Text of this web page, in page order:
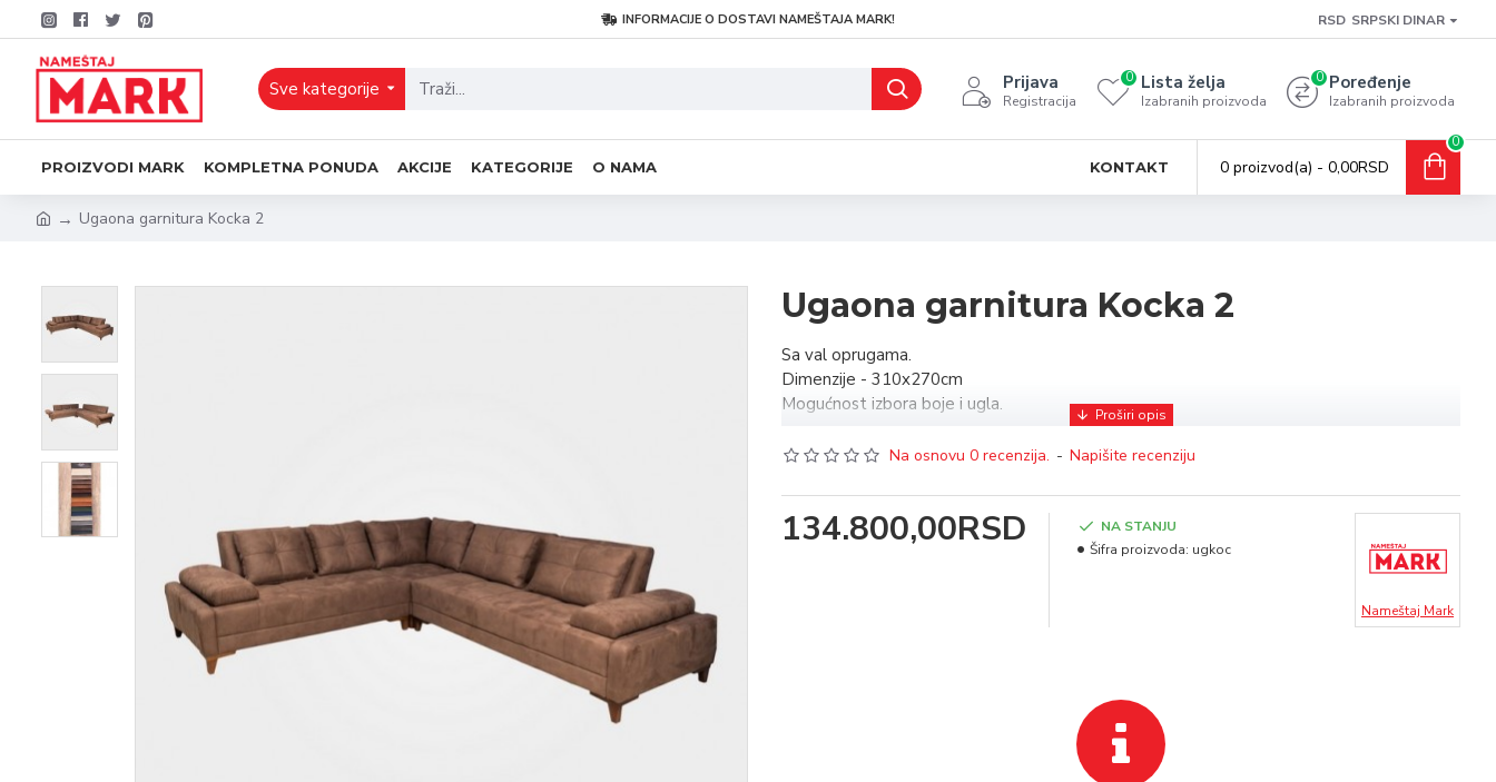
INFORMACIJE O DOSTAVI NAMEŠTAJA MARK! RSD SRPSKI DINAR
Sve kategorije Prijava
Registracija
Lista želja
Izabranih proizvoda
0 Poređenje
Izabranih proizvoda
0
PROIZVODI MARK KOMPLETNA PONUDA AKCIJE KATEGORIJE O NAMA KONTAKT 0 proizvod(a) - 0,00RSD
0
Ugaona garnitura Kocka 2
Ugaona garnitura Kocka 2
Sa val oprugama.
Dimenzije - 310x270cm
Mogućnost izbora boje i ugla.
Na osnovu 0 recenzija. - Napišite recenziju
134.800,00RSD
NA STANJU
Šifra proizvoda: ugkoc
Nameštaj Mark